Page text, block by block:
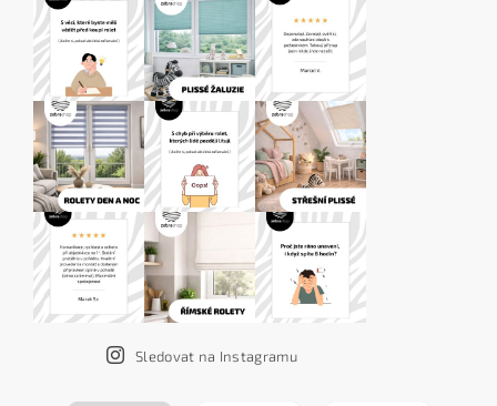
Sledovat na Instagramu